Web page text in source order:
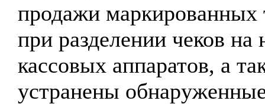
продажи маркированных
при разделении чеков на
кассовых аппаратов, а
устранены